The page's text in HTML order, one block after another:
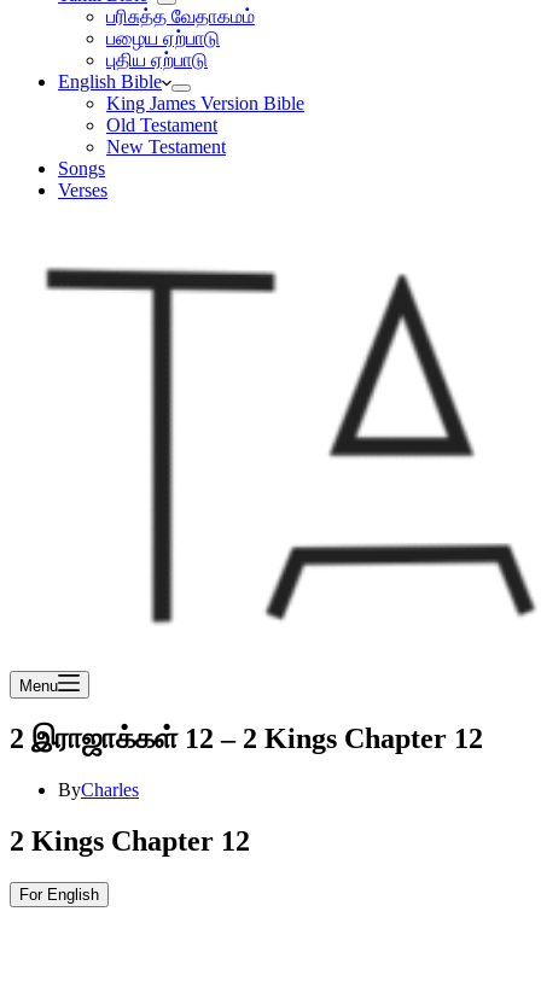
பரிசுத்த வேதாகமம்
பழைய ஏற்பாடு
புதிய ஏற்பாடு
English Bible
King James Version Bible
Old Testament
New Testament
Songs
Verses
Menu
2 இராஜாக்கள் 12 – 2 Kings Chapter 12
ByCharles
2 Kings Chapter 12
For English